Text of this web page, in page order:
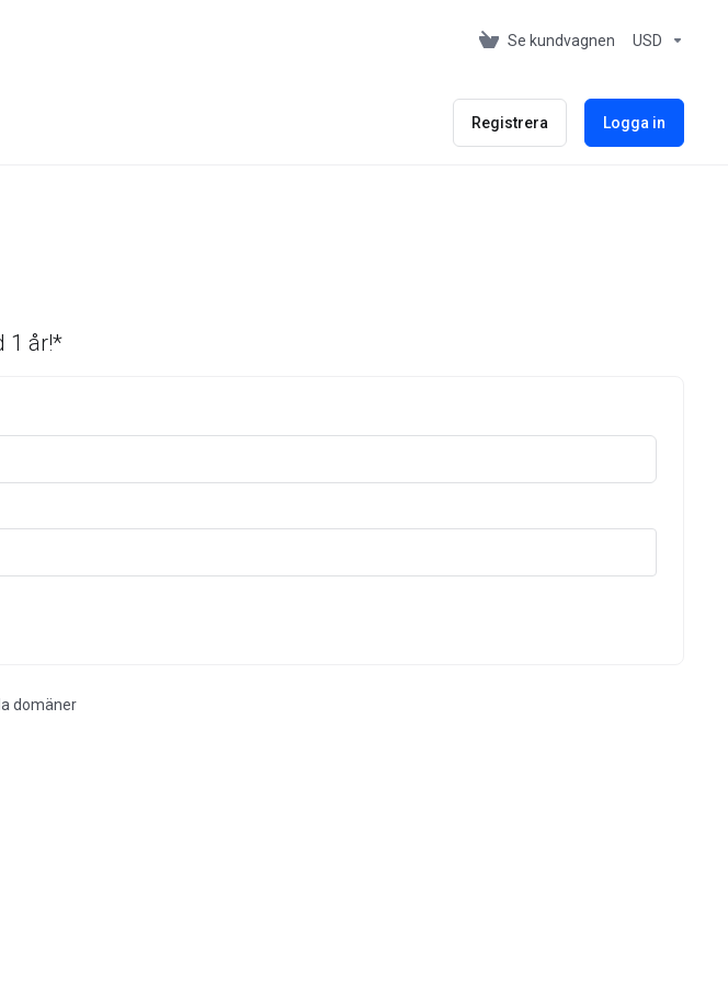
Se kundvagnen USD
Registrera Logga in
1 år!*
domäner